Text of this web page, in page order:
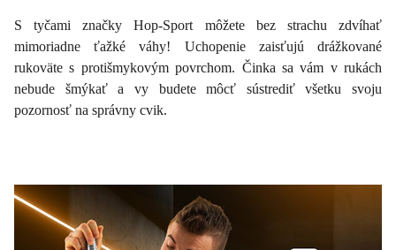
S tyčami značky Hop-Sport môžete bez strachu zdvíhať
mimoriadne ťažké váhy! Uchopenie zaisťujú drážkované
rukoväte s protišmykovým povrchom. Činka sa vám v rukách
nebude šmýkať a vy budete môcť sústrediť všetku svoju
pozornosť na správny cvik.